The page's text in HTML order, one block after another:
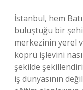
İstanbul, hem
buluştuğu bir
merkezinin yerel
köprü işlevini
şekilde
iş dünyasının